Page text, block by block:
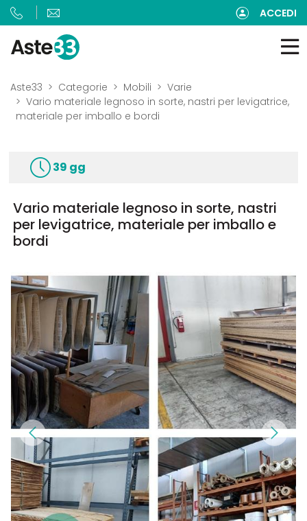
ACCEDI
Aste33 Categorie Mobili
Varie
Vario materiale legnoso in sorte, nastri per levigatrice,
materiale per imballo e bordi
39 gg
Vario materiale legnoso in sorte, nastri
per levigatrice, materiale per imballo e
bordi